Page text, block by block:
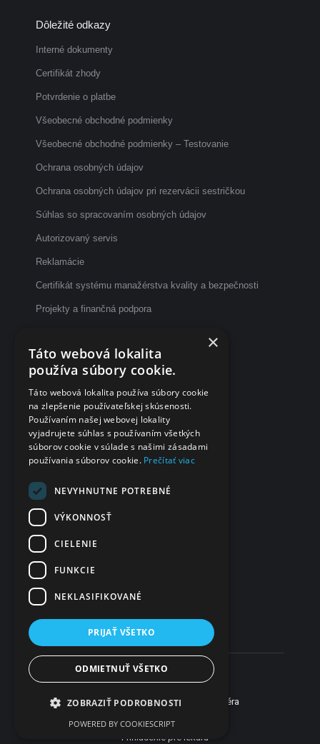
opens
in
new
opens
in
new
opens
in
new
Dôležité odkazy
Interné dokumenty
Certifikát zhody
Potvrdenie o platbe
Všeobecné obchodné podmienky
Všeobecné obchodné podmienky – Testovanie
Ochrana osobných údajov
Ochrana osobných údajov pri rezervácii sestričkou
Súhlas so spracovaním osobných údajov
Autorizovaný servis
Reklamácie
Certifikát systému manažérstva kvality a bezpečnosti
Projekty a finančná podpora
Dotazník spokojnosti po vyšetrení
Fakturačné údaje
eČasenka s.r.o.
Svätoplukova 2
984 01 Lučenec
Slovensko
IČO
2120135028
IČ DPH
SK2120135028
Som lekár
Som pacient
Novinky
Pomoc
Kariéra
Reklama
Kontakt
Prihlásenie pre lekára
×
Táto webová lokalita
používa súbory cookie.
Táto webová lokalita používa súbory cookie
na zlepšenie používateľskej skúsenosti.
Používaním našej webovej lokality
vyjadrujete súhlas s používaním všetkých
súborov cookie v súlade s našimi zásadami
používania súborov cookie. Prečítať viac
NEVYHNUTNE POTREBNÉ
VÝKONNOSŤ
CIELENIE
FUNKCIE
NEKLASIFIKOVANÉ
PRIJAŤ VŠETKO
ODMIETNUŤ VŠETKO
ZOBRAZIŤ PODROBNOSTI
POWERED BY COOKIESCRIPT